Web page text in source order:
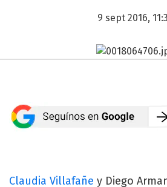
9 sept 2016,
Claudia Villafañe y Diego